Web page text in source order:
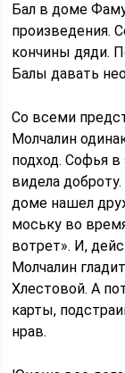
Бал в доме
произведения.
кончины дяди.
Балы давать
Со всеми
Молчалин
подход. Софья
видела
доме нашел
моську во
вотрет». И,
Молчалин
Хлестовой. А
карты,
нрав.